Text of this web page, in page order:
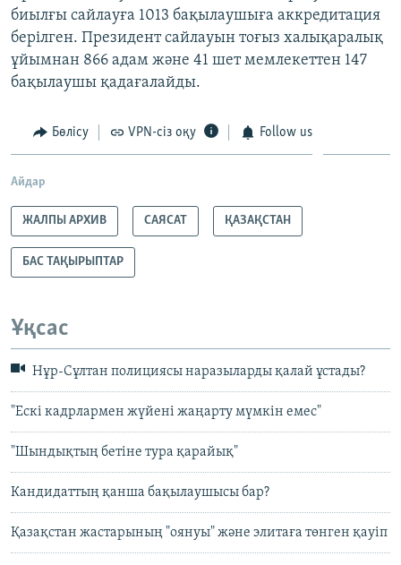
биылғы сайлауға 1013 бақылаушыға аккредитация
берілген. Президент сайлауын тоғыз халықаралық
ұйымнан 866 адам және 41 шет мемлекеттен 147
бақылаушы қадағалайды.
Бөлісу VPN-сіз оқу Follow us
Айдар
ЖАЛПЫ АРХИВ САЯСАТ ҚАЗАҚСТАН
БАС ТАҚЫРЫПТАР
Ұқсас
Нұр-Cұлтан полициясы наразыларды қалай ұстады?
"Ескі кадрлармен жүйені жаңарту мүмкін емес"
"Шындықтың бетіне тура қарайық"
Кандидаттың қанша бақылаушысы бар?
Қазақстан жастарының "оянуы" және элитаға төнген қауіп